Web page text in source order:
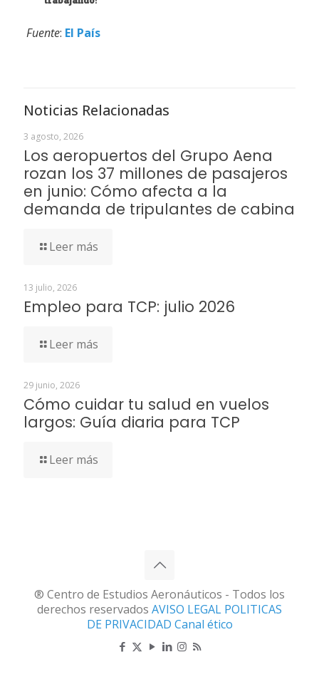
Fuente: El País
Noticias Relacionadas
3 agosto, 2026
Los aeropuertos del Grupo Aena
rozan los 37 millones de pasajeros
en junio: Cómo afecta a la
demanda de tripulantes de cabina
Leer más
13 julio, 2026
Empleo para TCP: julio 2026
Leer más
29 junio, 2026
Cómo cuidar tu salud en vuelos
largos: Guía diaria para TCP
Leer más
® Centro de Estudios Aeronáuticos - Todos los
derechos reservados AVISO LEGAL POLITICAS
DE PRIVACIDAD Canal ético